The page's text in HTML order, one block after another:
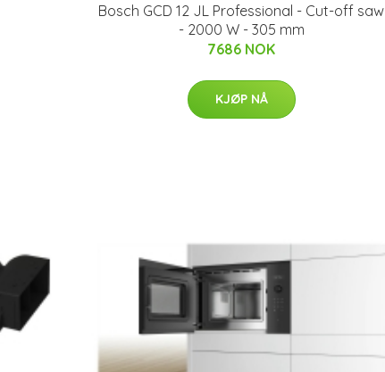
Bosch GCD 12 JL Professional - Cut-off saw
- 2000 W - 305 mm
7686 NOK
KJØP NÅ